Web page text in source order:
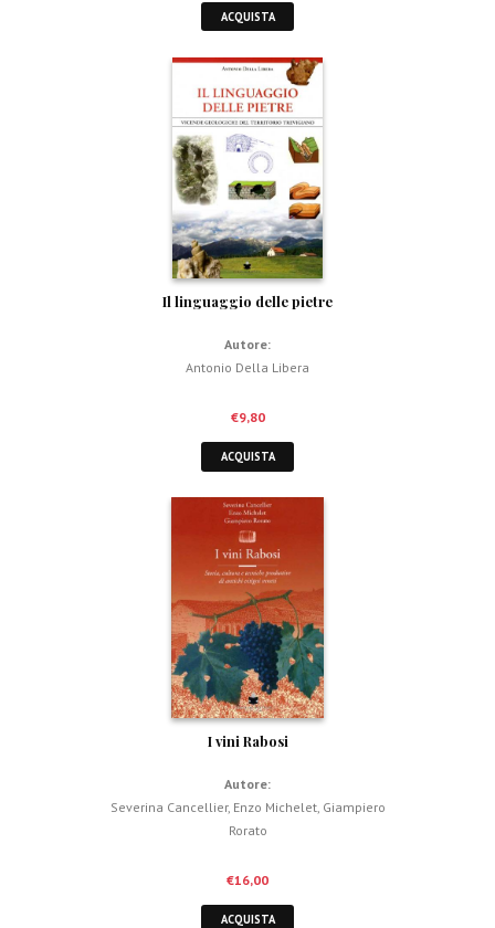
ACQUISTA
Il linguaggio delle pietre
Autore:
Antonio Della Libera
€9,80
ACQUISTA
I vini Rabosi
Autore:
Severina Cancellier, Enzo Michelet, Giampiero
Rorato
€16,00
ACQUISTA